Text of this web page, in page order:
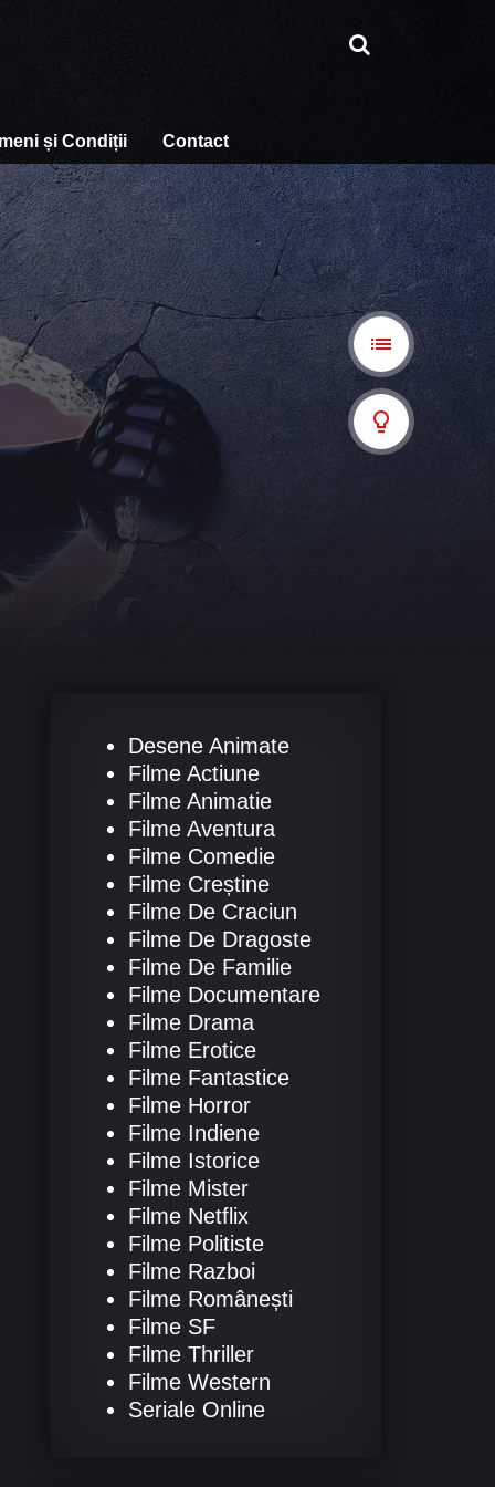
și Condiții Contact
Desene Animate
Filme Actiune
Filme Animatie
Filme Aventura
Filme Comedie
Filme Creștine
Filme De Craciun
Filme De Dragoste
Filme De Familie
Filme Documentare
Filme Drama
Filme Erotice
Filme Fantastice
Filme Horror
Filme Indiene
Filme Istorice
Filme Mister
Filme Netflix
Filme Politiste
Filme Razboi
Filme Românești
Filme SF
Filme Thriller
Filme Western
Seriale Online